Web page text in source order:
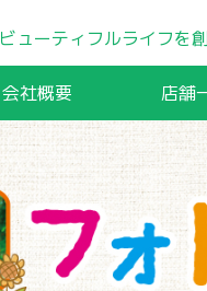
ビューティフルライフを
会社概要 店舗